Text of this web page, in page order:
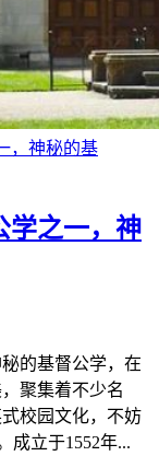
，神秘的基
学之一，神
的基督公学，在
聚集着不少名
校园文化，不妨
成立于1552年...